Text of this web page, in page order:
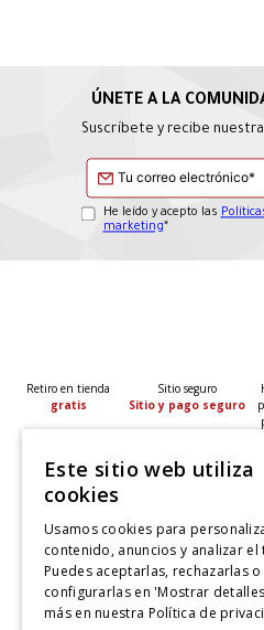
Suscríbete y recibe
He leído y acepto las
marketing*
Retiro en tienda
gratis
Sitio seguro
Sitio y pago seguro
Legal
Cuenta
Este sitio web utiliza
cookies
Usamos cookies para
contenido, anuncios y analizar el
Puedes aceptarlas, rechazarlas o
configurarlas en 'Mostrar
más en nuestra Política de